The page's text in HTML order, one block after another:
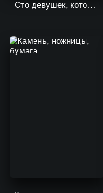
Сто девушек, которые очень-очень-очень-очень-очень сильно тебя любят